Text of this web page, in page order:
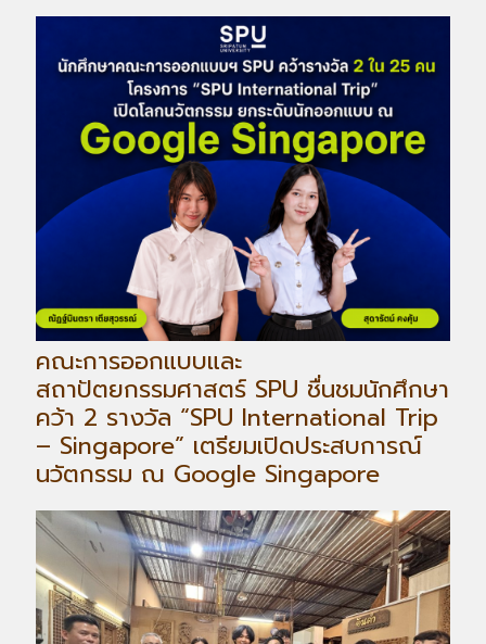
คณะการออกแบบและ
สถาปัตยกรรมศาสตร์ SPU ชื่นชมนักศึกษา
คว้า 2 รางวัล “SPU International Trip
– Singapore” เตรียมเปิดประสบการณ์
นวัตกรรม ณ Google Singapore